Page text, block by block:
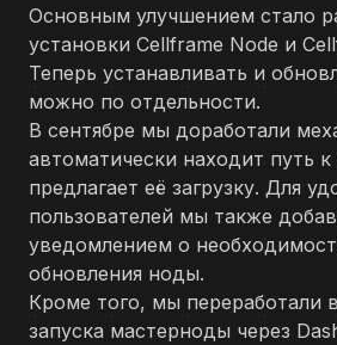
Основным улучшением стало
установки Cellframe Node и
Теперь устанавливать и
можно по отдельности.
В сентябре мы доработали
автоматически находит путь
предлагает её загрузку. Для
пользователей мы также
уведомлением о
обновления ноды.
Кроме того, мы переработали
запуска мастерноды через